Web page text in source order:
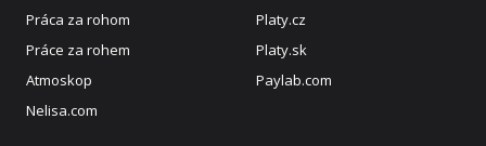
Práca za rohom
Práce za rohem
Atmoskop
Nelisa.com
Platy.cz
Platy.sk
Paylab.com